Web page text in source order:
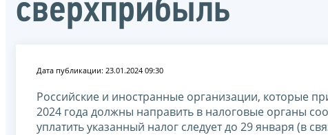
сверхприбыль
Дата публикации: 23.01.2024 09:30
Российские и иностранные организации, которые
2024 года должны направить в налоговые органы
уплатить указанный налог следует до 29 января (в